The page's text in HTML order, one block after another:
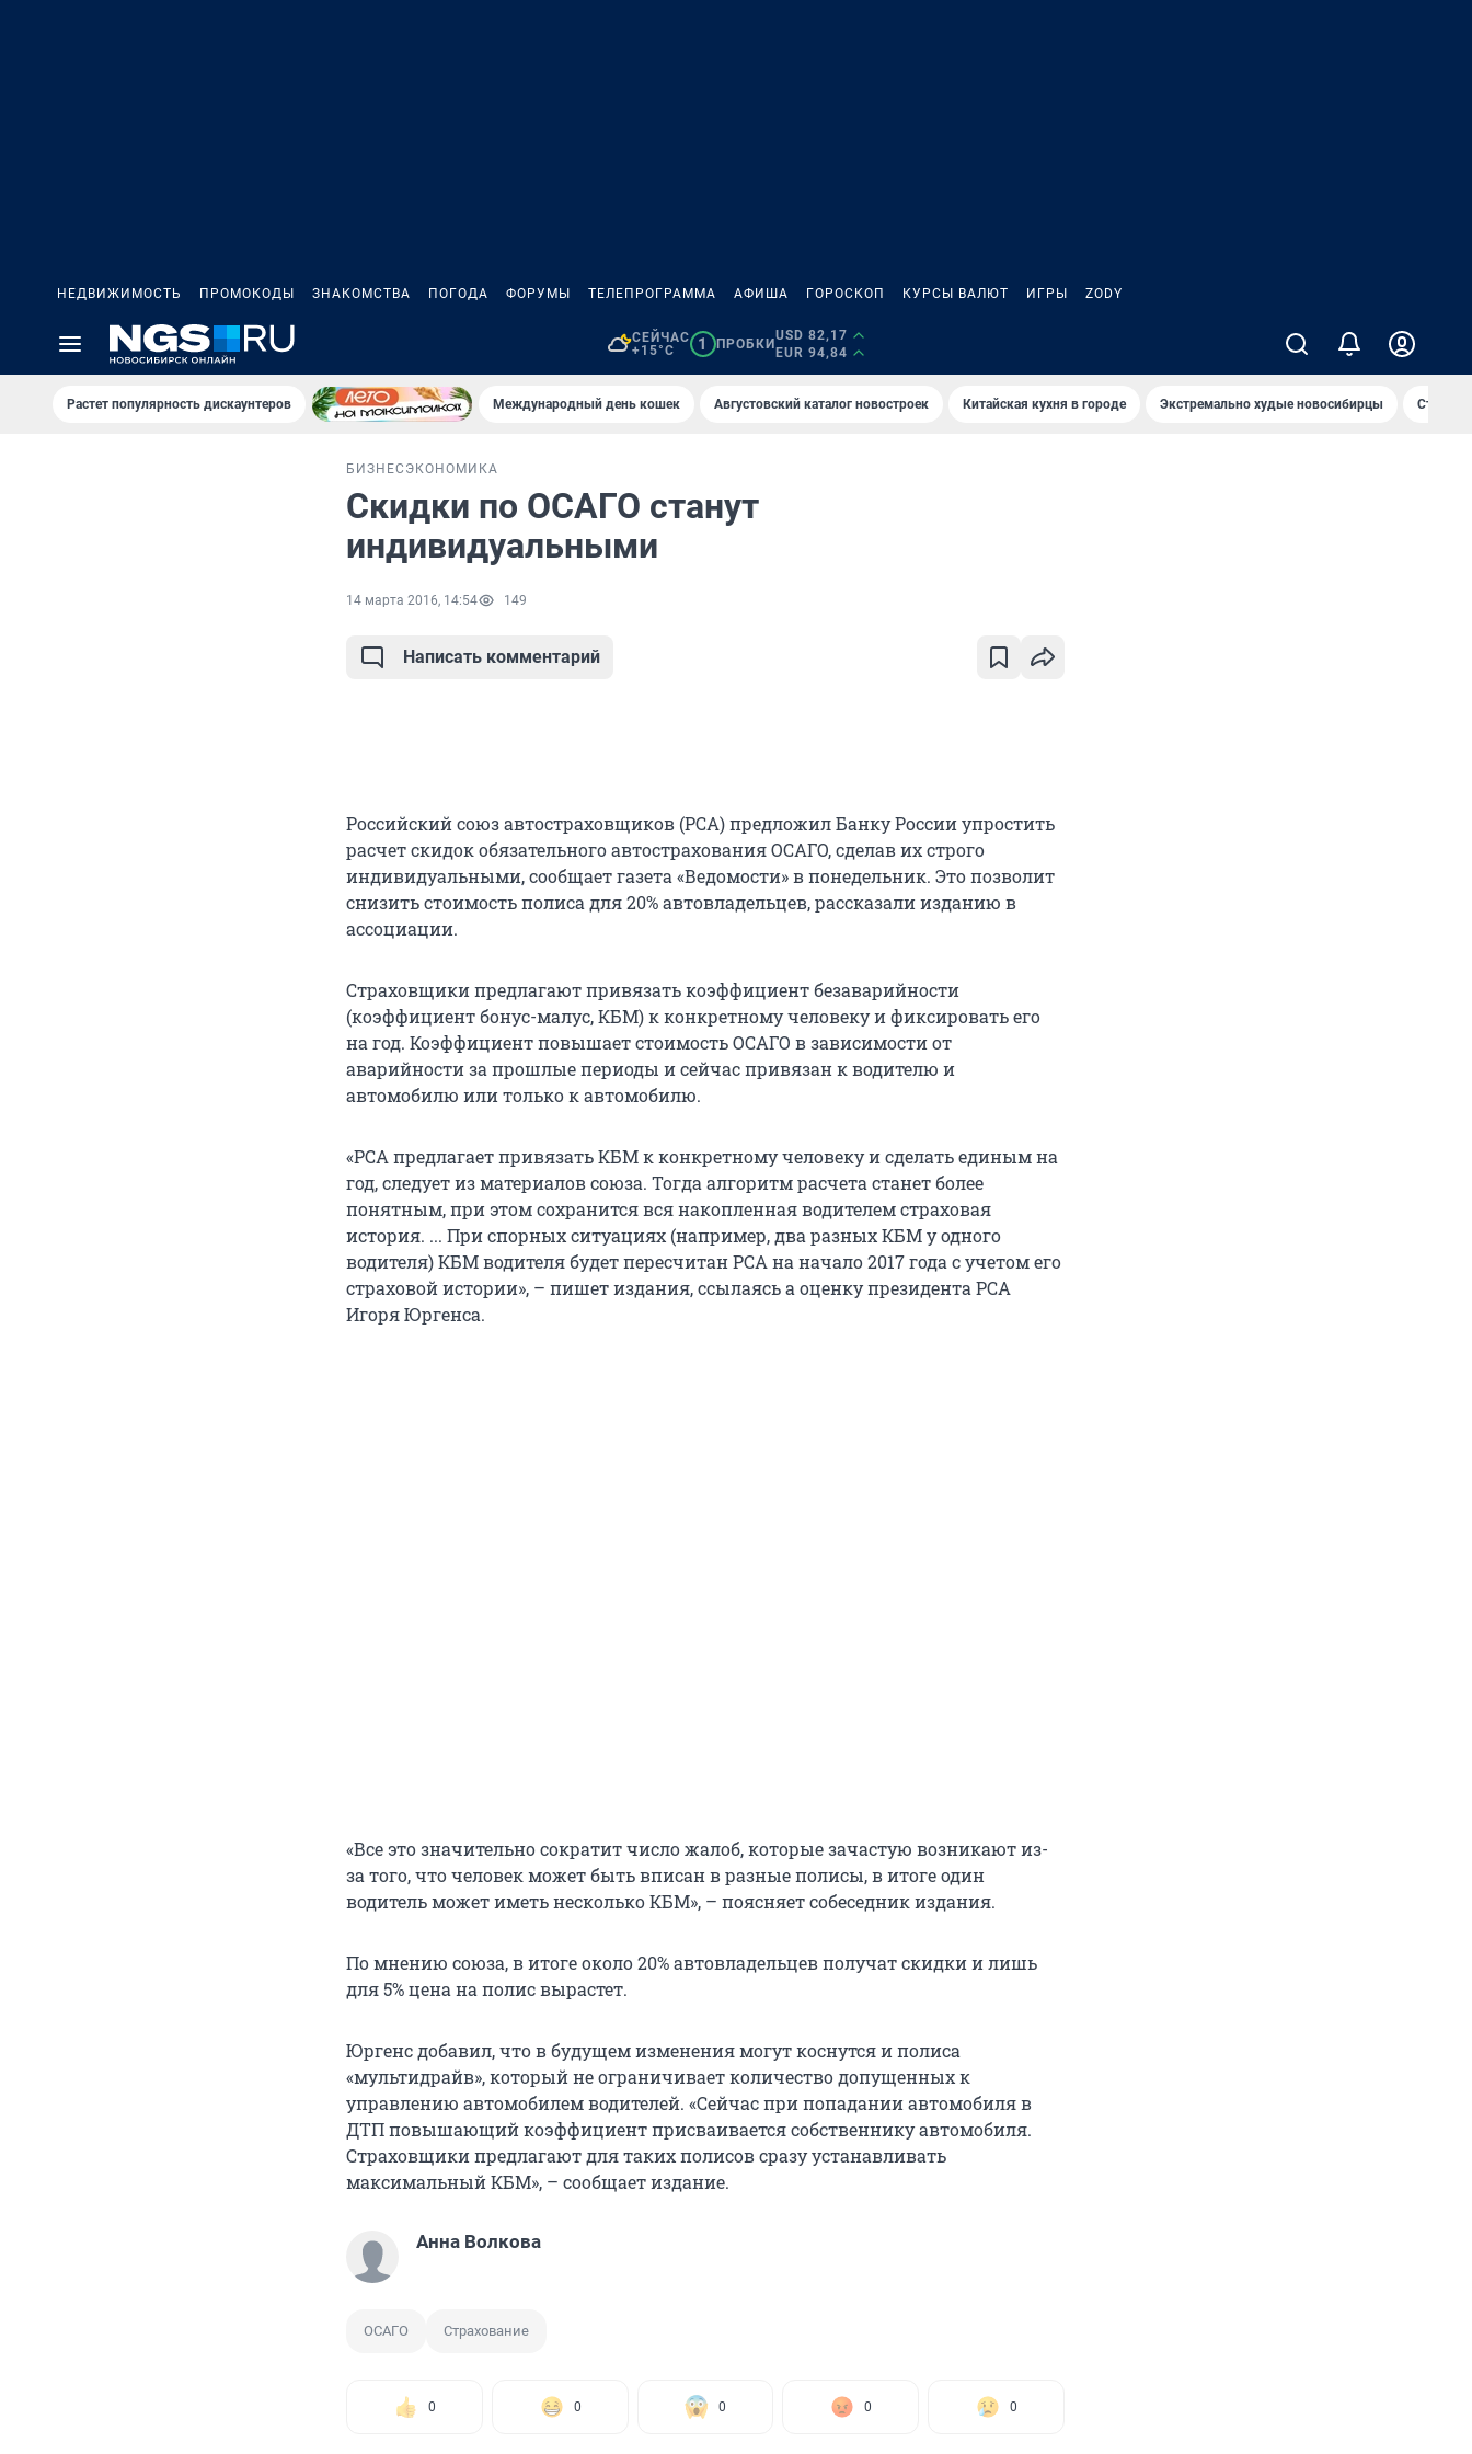
НЕДВИЖИМОСТЬ ПРОМОКОДЫ ЗНАКОМСТВА ПОГОДА ФОРУМЫ ТЕЛЕПРОГРАММА АФИША ГОРОСКОП КУРСЫ ВАЛЮТ ИГРЫ ZODY
СЕЙЧАС
+15°C
1 ПРОБКИ
USD 82,17
EUR 94,84
Растет популярность дискаунтеров Международный день кошек Августовский каталог новостроек Китайская кухня в городе Экстремально худые новосибирцы Старт
БИЗНЕС ЭКОНОМИКА
Скидки по ОСАГО станут
индивидуальными
14 марта 2016, 14:54 149
Написать комментарий
Российский союз автостраховщиков (РСА) предложил Банку России упростить
расчет скидок обязательного автострахования ОСАГО, сделав их строго
индивидуальными, сообщает газета «Ведомости» в понедельник. Это позволит
снизить стоимость полиса для 20% автовладельцев, рассказали изданию в
ассоциации.
Страховщики предлагают привязать коэффициент безаварийности
(коэффициент бонус-малус, КБМ) к конкретному человеку и фиксировать его
на год. Коэффициент повышает стоимость ОСАГО в зависимости от
аварийности за прошлые периоды и сейчас привязан к водителю и
автомобилю или только к автомобилю.
«РСА предлагает привязать КБМ к конкретному человеку и сделать единым на
год, следует из материалов союза. Тогда алгоритм расчета станет более
понятным, при этом сохранится вся накопленная водителем страховая
история. ... При спорных ситуациях (например, два разных КБМ у одного
водителя) КБМ водителя будет пересчитан РСА на начало 2017 года с учетом его
страховой истории», – пишет издания, ссылаясь а оценку президента РСА
Игоря Юргенса.
«Все это значительно сократит число жалоб, которые зачастую возникают из-
за того, что человек может быть вписан в разные полисы, в итоге один
водитель может иметь несколько КБМ», – поясняет собеседник издания.
По мнению союза, в итоге около 20% автовладельцев получат скидки и лишь
для 5% цена на полис вырастет.
Юргенс добавил, что в будущем изменения могут коснутся и полиса
«мультидрайв», который не ограничивает количество допущенных к
управлению автомобилем водителей. «Сейчас при попадании автомобиля в
ДТП повышающий коэффициент присваивается собственнику автомобиля.
Страховщики предлагают для таких полисов сразу устанавливать
максимальный КБМ», – сообщает издание.
Анна Волкова
ОСАГО Страхование
0 0 0 0 0